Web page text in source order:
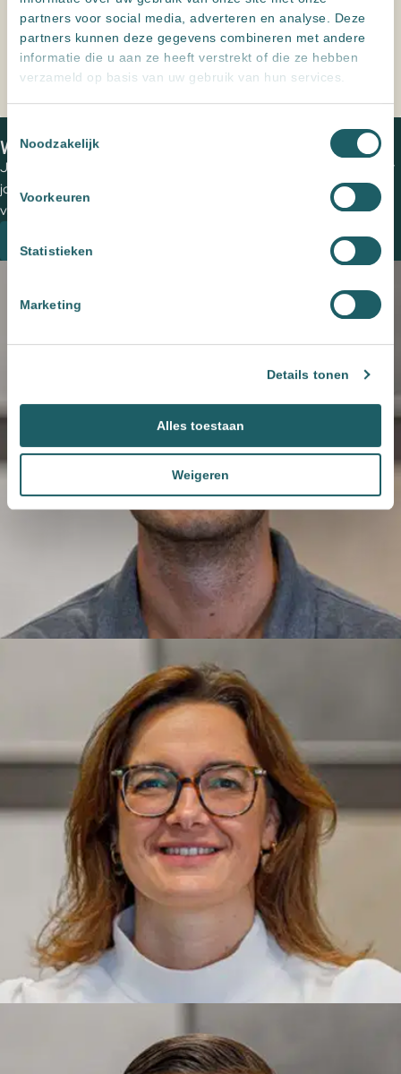
partners voor social media, adverteren en analyse. Deze
partners kunnen deze gegevens combineren met andere
informatie die u aan ze heeft verstrekt of die ze hebben
verzameld op basis van uw gebruik van hun services.
Noodzakelijk
Voorkeuren
Statistieken
Marketing
Details tonen
Alles toestaan
Weigeren
Specificaties
Formaat 120x120,60x120,60x60,90x90
We zien je graag in een van onze showrooms
Jouw wensen op papier zetten en de perfecte tegels uitzoeken voor
jouw (buiten)ruimte? Plan een vrijblijvende kennismaking met een
van onze adviseurs om de mogelijkheden te bespreken.